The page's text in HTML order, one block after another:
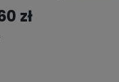
zł